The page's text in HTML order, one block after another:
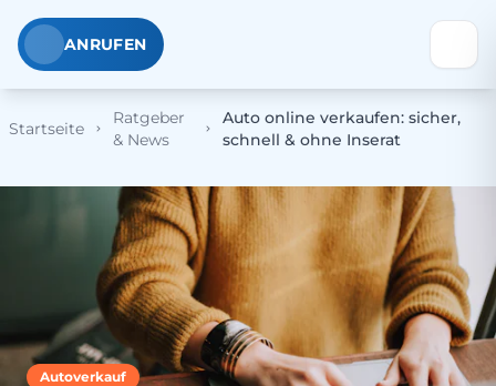
ANRUFEN
Startseite
Ratgeber
& News
Auto online verkaufen: sicher,
schnell & ohne Inserat
Autoverkauf